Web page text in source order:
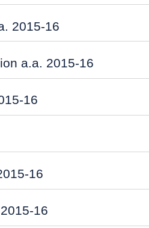
2015-16
a.a. 2015-16
16
16
16